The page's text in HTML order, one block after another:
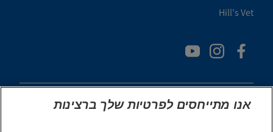
Hill's Vet
אנו מתייחסים לפרטיות שלך ברצינות